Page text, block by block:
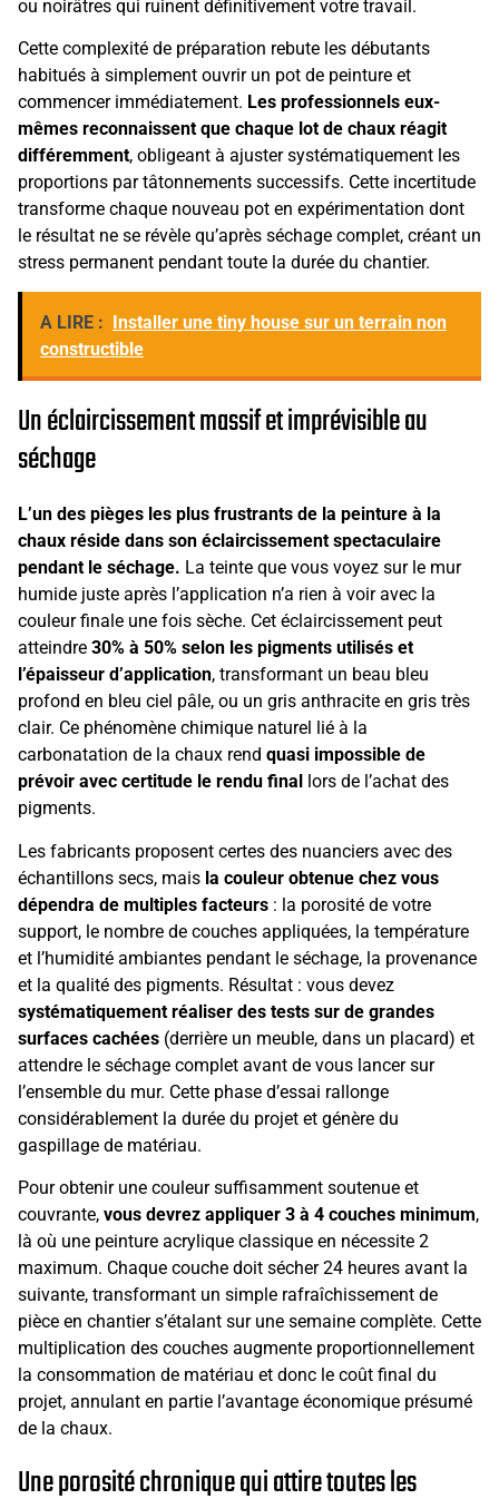
ou noirâtres qui ruinent définitivement votre travail.
Cette complexité de préparation rebute les débutants
habitués à simplement ouvrir un pot de peinture et
commencer immédiatement. Les professionnels eux-
mêmes reconnaissent que chaque lot de chaux réagit
différemment, obligeant à ajuster systématiquement les
proportions par tâtonnements successifs. Cette incertitude
transforme chaque nouveau pot en expérimentation dont
le résultat ne se révèle qu’après séchage complet, créant un
stress permanent pendant toute la durée du chantier.
A LIRE :
Installer une tiny house sur un terrain non
constructible
Un éclaircissement massif et imprévisible au
séchage
L’un des pièges les plus frustrants de la peinture à la
chaux réside dans son éclaircissement spectaculaire
pendant le séchage. La teinte que vous voyez sur le mur
humide juste après l’application n’a rien à voir avec la
couleur finale une fois sèche. Cet éclaircissement peut
atteindre 30% à 50% selon les pigments utilisés et
l’épaisseur d’application, transformant un beau bleu
profond en bleu ciel pâle, ou un gris anthracite en gris très
clair. Ce phénomène chimique naturel lié à la
carbonatation de la chaux rend quasi impossible de
prévoir avec certitude le rendu final
lors de l’achat des
pigments.
Les fabricants proposent certes des nuanciers avec des
échantillons secs, mais la couleur obtenue chez vous
dépendra de multiples facteurs : la porosité de votre
support, le nombre de couches appliquées, la température
et l’humidité ambiantes pendant le séchage, la provenance
et la qualité des pigments. Résultat : vous devez
systématiquement réaliser des tests sur de grandes
surfaces cachées (derrière un meuble, dans un placard) et
attendre le séchage complet avant de vous lancer sur
l’ensemble du mur. Cette phase d’essai rallonge
considérablement la durée du projet et génère du
gaspillage de matériau.
Pour obtenir une couleur suffisamment soutenue et
couvrante, vous devrez appliquer 3 à 4 couches minimum,
là où une peinture acrylique classique en nécessite 2
maximum. Chaque couche doit sécher 24 heures avant la
suivante, transformant un simple rafraîchissement de
pièce en chantier s’étalant sur une semaine complète. Cette
multiplication des couches augmente proportionnellement
la consommation de matériau et donc le coût final du
projet, annulant en partie l’avantage économique présumé
de la chaux.
Une porosité chronique qui attire toutes les